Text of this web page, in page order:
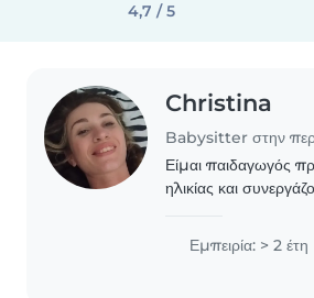
4,7 / 5
Christina
Είμαι παιδαγωγός
ηλικίας και
κοριτσάκια ηλικίας
Εμπειρία: > 2 έτη